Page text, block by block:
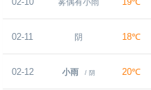
雾偶有小雨
02-11 阴 18℃
02-12 小雨 / 阴 20℃